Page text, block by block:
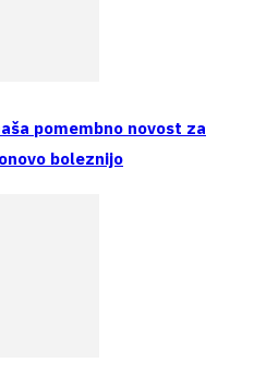
pomembno novost za
boleznijo